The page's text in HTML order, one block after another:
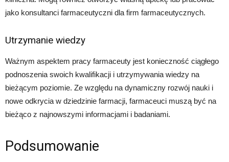
jako konsultanci farmaceutyczni dla firm farmaceutycznych.
Utrzymanie wiedzy
Ważnym aspektem pracy farmaceuty jest konieczność ciągłego
podnoszenia swoich kwalifikacji i utrzymywania wiedzy na
bieżącym poziomie. Ze względu na dynamiczny rozwój nauki i
nowe odkrycia w dziedzinie farmacji, farmaceuci muszą być na
bieżąco z najnowszymi informacjami i badaniami.
Podsumowanie